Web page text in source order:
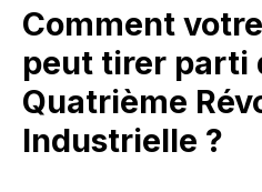
Comment
peut tirer parti
Quatrième
Industrielle ?